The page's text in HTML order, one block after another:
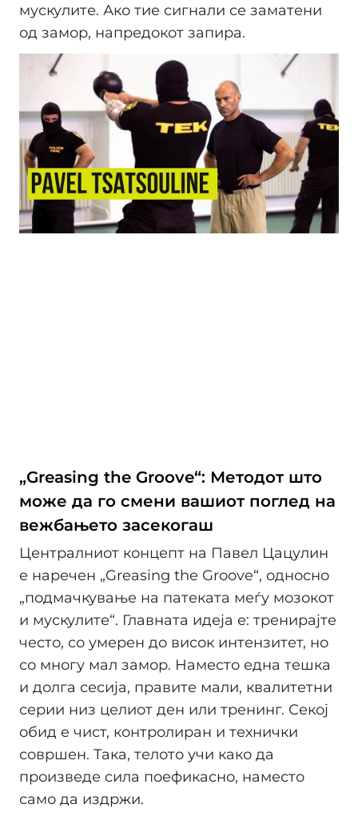
мускулите. Ако тие сигнали се заматени
од замор, напредокот запира.
„Greasing the Groove“: Методот што
може да го смени вашиот поглед на
вежбањето засекогаш
Централниот концепт на Павел Цацулин
е наречен „Greasing the Groove“, односно
„подмачкување на патеката меѓу мозокот
и мускулите“. Главната идеја е: тренирајте
често, со умерен до висок интензитет, но
со многу мал замор. Наместо една тешка
и долга сесија, правите мали, квалитетни
серии низ целиот ден или тренинг. Секој
обид е чист, контролиран и технички
совршен. Така, телото учи како да
произведе сила поефикасно, наместо
само да издржи.